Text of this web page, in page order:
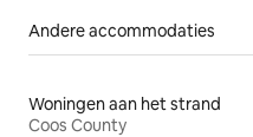
Andere accommodaties
Woningen aan het strand
Coos County